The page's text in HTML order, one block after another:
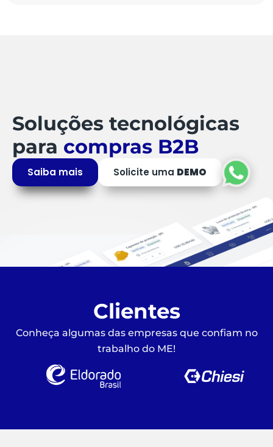
Soluções tecnológicas
para compras B2B
Saiba mais Solicite uma DEMO
Clientes
Conheça algumas das empresas que confiam no
trabalho do ME!